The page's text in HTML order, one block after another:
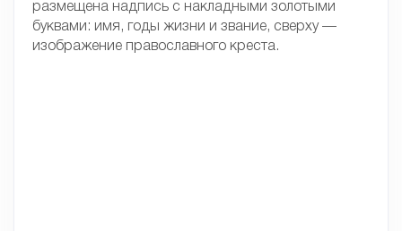
размещена надпись с накладными золотыми
буквами: имя, годы жизни и звание, сверху —
изображение православного креста.